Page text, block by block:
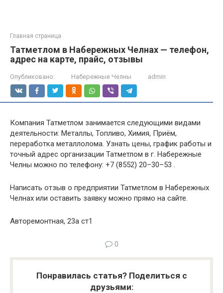
Главная страница
Татметлом в Набережных Челнах — телефон,
адрес на карте, прайс, отзывы
Опубликовано: Набережные Челны admin
Компания Татметлом занимается следующими видами
деятельности: Металлы, Топливо, Химия, Приём,
переработка металлолома. Узнать цены, график работы и
точный адрес организации Татметлом в г. Набережные
Челны можно по телефону: +7 (8552) 20–30–53 .
Написать отзыв о предприятии Татметлом в Набережных
Челнах или оставить заявку можно прямо на сайте.
Авторемонтная, 23а ст1
0
Понравилась статья? Поделиться с
друзьями: